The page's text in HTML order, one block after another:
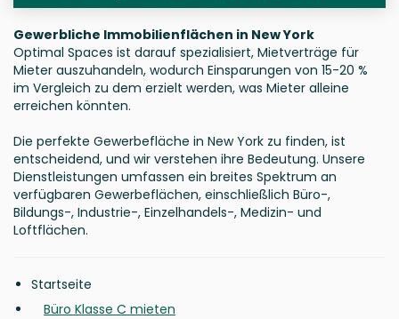
Gewerbliche Immobilienflächen in New York
Optimal Spaces ist darauf spezialisiert, Mietverträge für
Mieter auszuhandeln, wodurch Einsparungen von 15-20 %
im Vergleich zu dem erzielt werden, was Mieter alleine
erreichen könnten.
Die perfekte Gewerbefläche in New York zu finden, ist
entscheidend, und wir verstehen ihre Bedeutung. Unsere
Dienstleistungen umfassen ein breites Spektrum an
verfügbaren Gewerbeflächen, einschließlich Büro-,
Bildungs-, Industrie-, Einzelhandels-, Medizin- und
Loftflächen.
Startseite
Büro Klasse C mieten